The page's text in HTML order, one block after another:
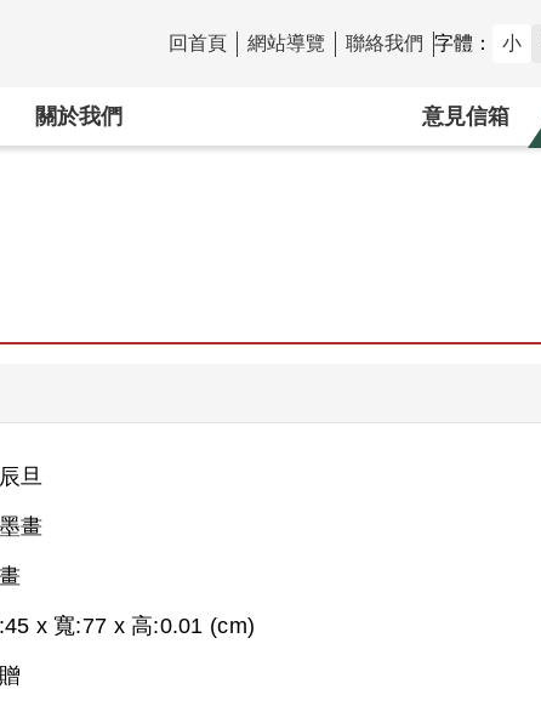
:::
回首頁 網站導覽 聯絡我們 字體： 小
關於我們 意見信箱
旦
畫
x 寬:77 x 高:0.01 (cm)